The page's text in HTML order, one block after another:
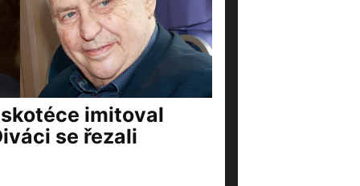
imitoval
se řezali